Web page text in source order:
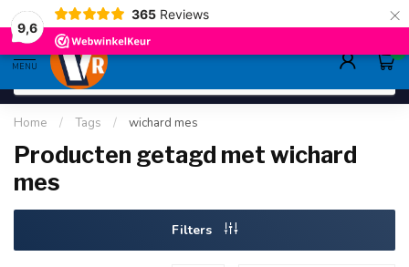
9,6
365 Reviews ×
gratis verzending>80,-
MENU
0
Home / Tags / wichard mes
Producten getagd met wichard
mes
Filters